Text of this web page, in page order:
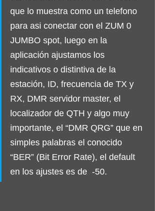
que lo muestra como un telefono
para asi conectar con el ZUM 0
JUMBO spot, luego en la
aplicación ajustamos los
indicativos o distintiva de la
estación, ID, frecuencia de TX y
RX, DMR servidor master, el
localizador de QTH y algo muy
importante, el “DMR QRG” que en
simples palabras el conocido
“BER” (Bit Error Rate), el default
en los ajustes es de  -50.